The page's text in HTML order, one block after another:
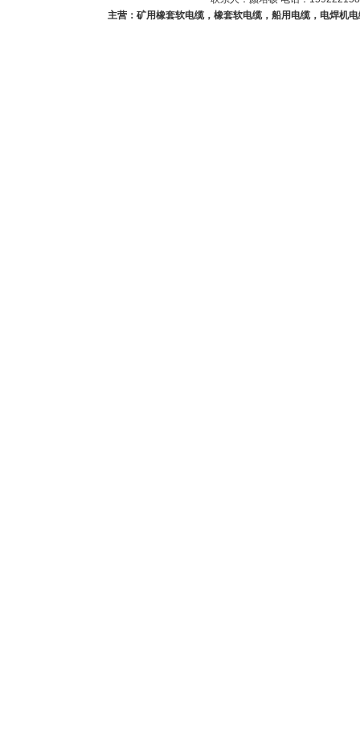
主营：矿用橡套软电缆，橡套软电缆，船用电缆，电焊机